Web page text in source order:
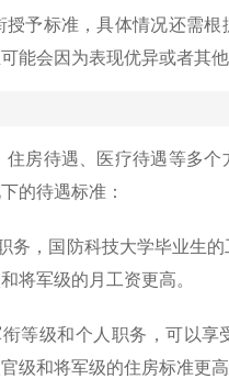
予标准，具体情况还需
能会因为表现优异或者其
房待遇、医疗待遇等多
的待遇标准：
务，国防科技大学毕业生
将军级的月工资更高。
等级和个人职务，可以享
级和将军级的住房标准更高